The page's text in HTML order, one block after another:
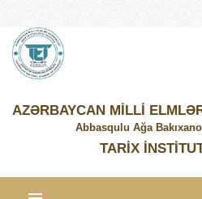
AZƏRBAYCAN MİLLİ
Abbasqulu Ağa
TARİX